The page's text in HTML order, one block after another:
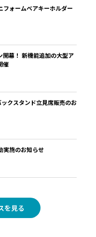
フォームベアキーホルダー
開幕！ 新機能追加の大型ア
催
クスタンド立見席販売のお
施のお知らせ
を見る